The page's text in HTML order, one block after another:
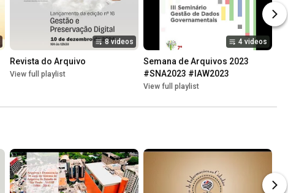
8 videos
Revista do Arquivo
View full playlist
4 videos
Semana de Arquivos 2023
#SNA2023 #IAW2023
View full playlist